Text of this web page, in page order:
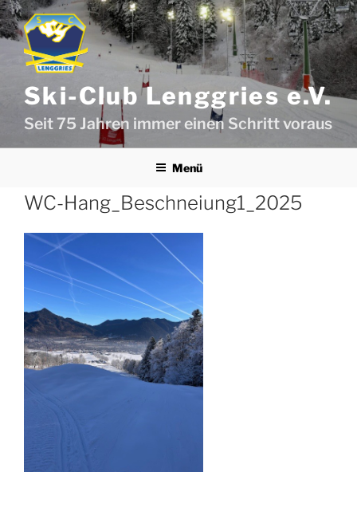
Zum
Inhalt
springen
Ski-Club Lenggries e.V.
Seit 75 Jahren immer einen Schritt voraus
Menü
WC-Hang_Beschneiung1_2025